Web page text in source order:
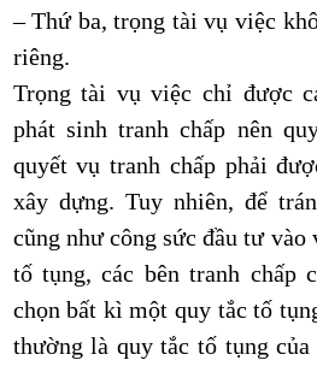
– Thứ ba, trọng tài vụ việc
riêng.
Trọng tài vụ việc chỉ được
phát sinh tranh chấp nên
quyết vụ tranh chấp phải
xây dựng. Tuy nhiên, để
cũng như công sức đầu tư
tố tụng, các bên tranh chấp
chọn bất kì một quy tắc tố
thường là quy tắc tố tụng